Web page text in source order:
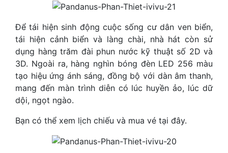
Để tái hiện sinh động cuộc sống cư dân ven biển,
tái hiện cảnh biển và làng chài, nhà hát còn sử
dụng hàng trăm đài phun nước kỹ thuật số 2D và
3D. Ngoài ra, hàng nghìn bóng đèn LED 256 màu
tạo hiệu ứng ánh sáng, đồng bộ với dàn âm thanh,
mang đến màn trình diễn có lúc huyền ảo, lúc dữ
dội, ngọt ngào.
Bạn có thể xem lịch chiếu và mua vé tại đây.